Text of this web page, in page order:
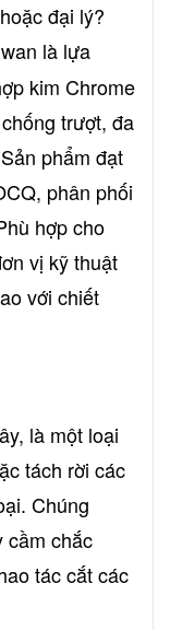
đại lý?
là lựa
kim Chrome
trượt, đa
phẩm đạt
phân phối
hợp cho
vị kỹ thuật
với chiết
là một loại
tách rời các
Chúng
cầm chắc
tác cắt các